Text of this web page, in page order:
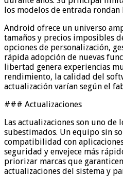
los modelos de entrada rondan
Android ofrece un universo
tamaños y precios imposibles
opciones de personalización,
rápida adopción de nuevas
libertad genera experiencias
rendimiento, la calidad del
actualización varían según el
### Actualizaciones
Las actualizaciones son uno de
subestimados. Un equipo sin
compatibilidad con
seguridad y envejece más
priorizar marcas que
actualizaciones del sistema y